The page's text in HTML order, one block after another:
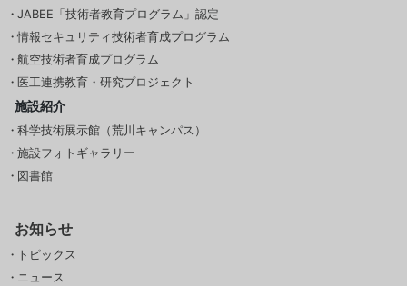
JABEE「技術者教育プログラム」認定
情報セキュリティ技術者育成プログラム
航空技術者育成プログラム
医工連携教育・研究プロジェクト
施設紹介
科学技術展示館（荒川キャンパス）
施設フォトギャラリー
図書館
お知らせ
トピックス
ニュース